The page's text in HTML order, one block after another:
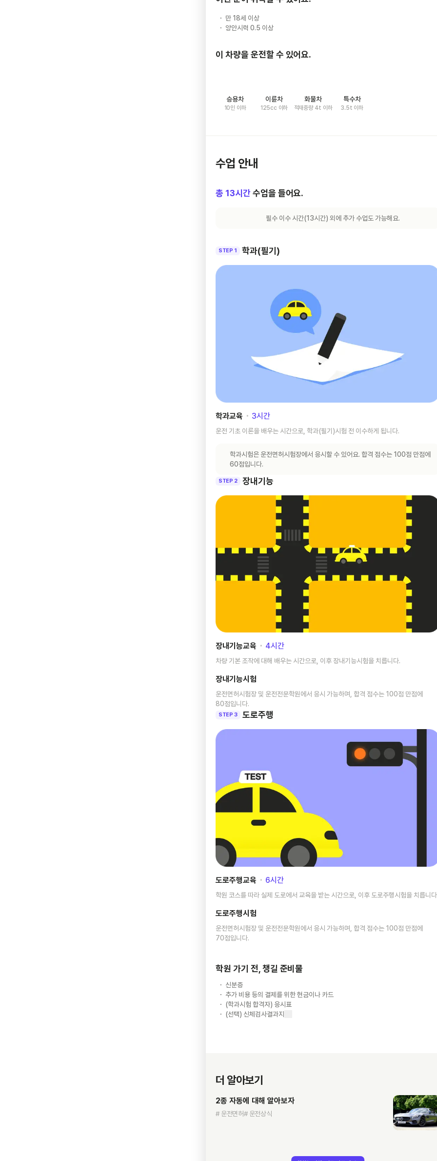
만 18세 이상
양안시력 0.5 이상
이 차량을 운전할 수 있어요.
승용차
10인 이하
이륜차
125cc 이하
화물차
적재중량 4t 이하
특수차
3.5t 이하
수업 안내
총 13시간 수업을 들어요.
필수 이수 시간(13시간) 외에 추가 수업도 가능해요.
STEP 1 학과(필기)
학과교육 ･ 3시간
운전 기초 이론을 배우는 시간으로, 학과(필기)시험 전 이수하게 됩니다.
학과시험은 운전면허시험장에서 응시할 수 있어요. 합격 점수는 100점 만점에
60점입니다.
STEP 2 장내기능
장내기능교육 ･ 4시간
차량 기본 조작에 대해 배우는 시간으로, 이후 장내기능시험을 치릅니다.
장내기능시험
운전면허시험장 및 운전전문학원에서 응시 가능하며, 합격 점수는 100점 만점에
80점입니다.
STEP 3 도로주행
도로주행교육 ･ 6시간
학원 코스를 따라 실제 도로에서 교육을 받는 시간으로, 이후 도로주행시험을 치릅니
도로주행시험
운전면허시험장 및 운전전문학원에서 응시 가능하며, 합격 점수는 100점 만점에
70점입니다.
학원 가기 전, 챙길 준비물
신분증
추가 비용 등의 결제를 위한 현금이나 카드
(학과시험 합격자) 응시표
(선택) 신체검사결과지
더 알아보기
2종 자동에 대해 알아보자
# 운전면허# 운전상식